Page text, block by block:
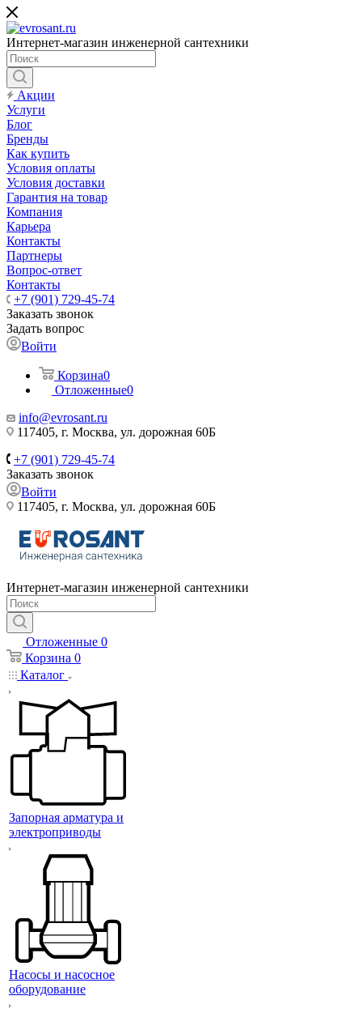
Интернет-магазин инженерной сантехники
Акции
Услуги
Блог
Бренды
Как купить
Условия оплаты
Условия доставки
Гарантия на товар
Компания
Карьера
Контакты
Партнеры
Вопрос-ответ
Контакты
+7 (901) 729-45-74
Заказать звонок
Задать вопрос
Войти
Корзина0
Отложенные0
info@evrosant.ru
117405, г. Москва, ул. дорожная 60Б
+7 (901) 729-45-74
Заказать звонок
Войти
117405, г. Москва, ул. дорожная 60Б
Интернет-магазин инженерной сантехники
Отложенные 0
Корзина 0
Каталог
Запорная арматура и
электроприводы
Насосы и насосное
оборудование